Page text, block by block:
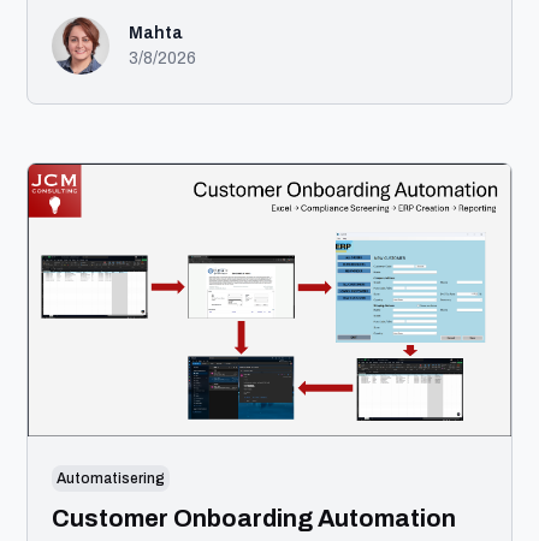
AI for at skabe brugervenlige digitale produkter.
Med en baggrund i front-end udvikling og
front-end udvikling. Jeg tror på gennemtænkt
design, ren kode og intelligent brug af AI til at skabe
Mahta
3/8/2026
Automatisering
Customer Onboarding Automation